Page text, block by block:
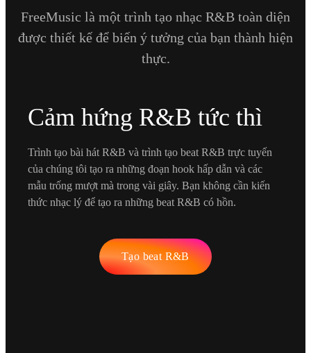
FreeMusic là một trình tạo nhạc R&B toàn diện
được thiết kế để biến ý tưởng của bạn thành hiện
thực.
Cảm hứng R&B tức thì
Trình tạo bài hát R&B và trình tạo beat R&B trực tuyến
của chúng tôi tạo ra những đoạn hook hấp dẫn và các
mẫu trống mượt mà trong vài giây. Bạn không cần kiến
thức nhạc lý để tạo ra những beat R&B có hồn.
Tạo beat R&B